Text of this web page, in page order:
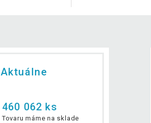
Aktuálne
460 062 ks
Tovaru máme na sklade